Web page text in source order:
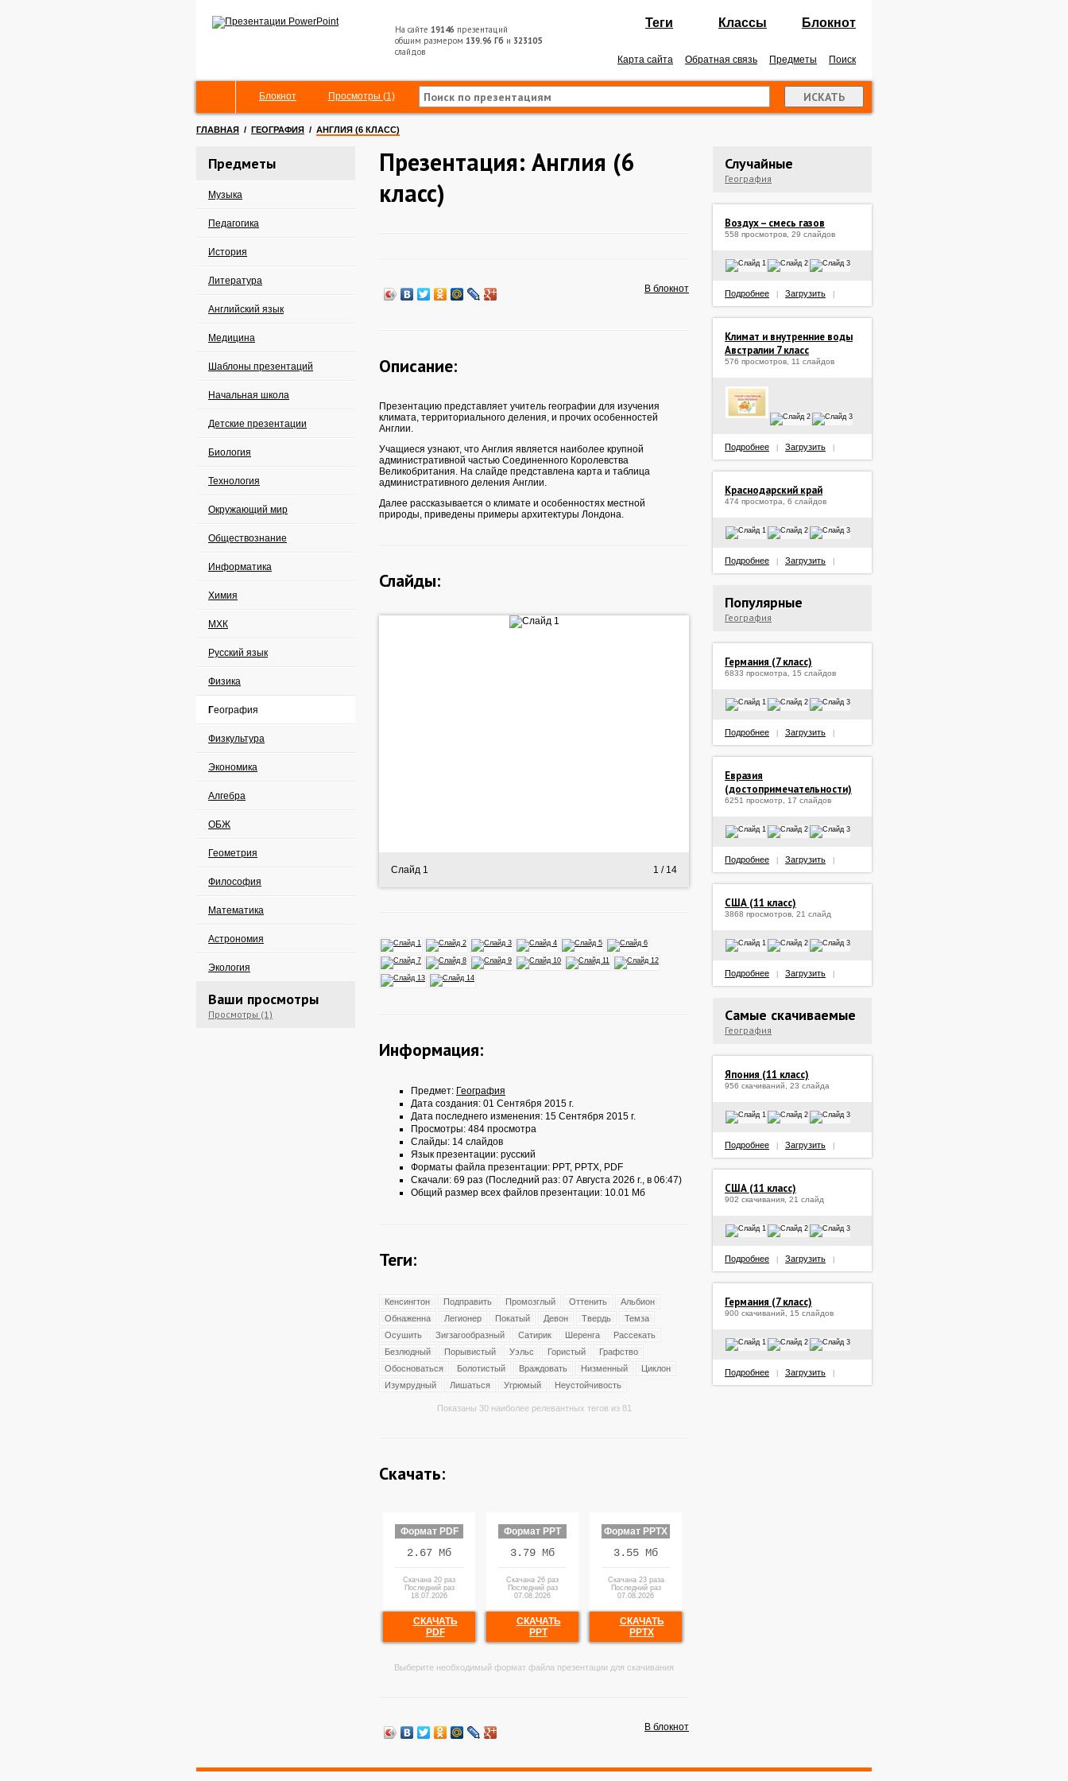
На сайте 19146 презентаций
общим размером 139.96 Гб и 323105
слайдов
Теги Классы Блокнот
Карта сайта Обратная связь Предметы Поиск
Блокнот Просмотры (1)
ГЛАВНАЯ / ГЕОГРАФИЯ / АНГЛИЯ (6 КЛАСС)
Предметы
Музыка
Педагогика
История
Литература
Английский язык
Медицина
Шаблоны презентаций
Начальная школа
Детские презентации
Биология
Технология
Окружающий мир
Обществознание
Информатика
Химия
МХК
Русский язык
Физика
География
Физкультура
Экономика
Алгебра
ОБЖ
Геометрия
Философия
Математика
Астрономия
Экология
Ваши просмотры
Просмотры (1)
Презентация: Англия (6
класс)
В блокнот
Описание:
Презентацию представляет учитель географии для изучения
климата, территориального деления, и прочих особенностей
Англии.
Учащиеся узнают, что Англия является наиболее крупной
административной частью Соединенного Королевства
Великобритания. На слайде представлена карта и таблица
административного деления Англии.
Далее рассказывается о климате и особенностях местной
природы, приведены примеры архитектуры Лондона.
Слайды:
Слайд 1 1 / 14
Информация:
Предмет: География
Дата создания: 01 Сентября 2015 г.
Дата последнего изменения: 15 Сентября 2015 г.
Просмотры: 484 просмотра
Слайды: 14 слайдов
Язык презентации: русский
Форматы файла презентации: PPT, PPTX, PDF
Скачали: 69 раз (Последний раз: 07 Августа 2026 г., в 06:47)
Общий размер всех файлов презентации: 10.01 Мб
Теги:
Кенсингтон Подправить Промозглый Оттенить
Альбион
Обнаженна
Легионер Покатый Девон Твердь
Темза
Осушить
Зигзагообразный Сатирик Шеренга
Рассекать
Безлюдный
Порывистый Уэльс Гористый
Графство
Обосноваться
Болотистый Враждовать Низменный
Циклон
Изумрудный
Лишаться Угрюмый Неустойчивость
Показаны 30 наиболее релевантных тегов из 81
Скачать:
Формат PDF
2.67 Мб
Скачана 20 раз
Последний раз
18.07.2026
СКАЧАТЬ
PDF
Формат PPT
3.79 Мб
Скачана 26 раз
Последний раз
07.08.2026
СКАЧАТЬ
PPT
Формат PPTX
3.55 Мб
Скачана 23 раза
Последний раз
07.08.2026
СКАЧАТЬ
PPTX
Выберите необходимый формат файла презентации для скачивания
В блокнот
Случайные
География
Воздух – смесь газов
558 просмотров, 29 слайдов
Подробнее Загрузить
Климат и внутренние воды
Австралии 7 класс
576 просмотров, 11 слайдов
Подробнее Загрузить
Краснодарский край
474 просмотра, 6 слайдов
Подробнее Загрузить
Популярные
География
Германия (7 класс)
6833 просмотра, 15 слайдов
Подробнее Загрузить
Евразия
(достопримечательности)
6251 просмотр, 17 слайдов
Подробнее Загрузить
США (11 класс)
3868 просмотров, 21 слайд
Подробнее Загрузить
Самые скачиваемые
География
Япония (11 класс)
956 скачиваний, 23 слайда
Подробнее Загрузить
США (11 класс)
902 скачивания, 21 слайд
Подробнее Загрузить
Германия (7 класс)
900 скачиваний, 15 слайдов
Подробнее Загрузить